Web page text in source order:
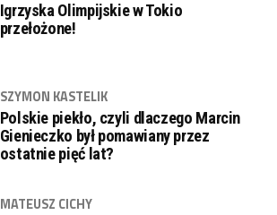
Igrzyska Olimpijskie w Tokio
przełożone!
SZYMON KASTELIK
Polskie piekło, czyli dlaczego Marcin
Gienieczko był pomawiany przez
ostatnie pięć lat?
MATEUSZ CICHY